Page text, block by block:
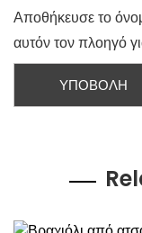
Αποθήκευσε το
αυτόν τον πλοηγό